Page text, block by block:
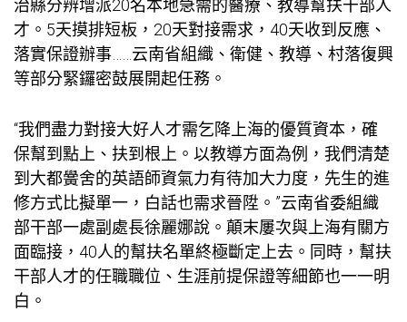
治縣分辨增派20名本地急需的醫療、教導幫扶干部人
才。5天摸排短板，20天對接需求，40天收到反應、
落實保證辦事……云南省組織、衛健、教導、村落復興
等部分緊鑼密鼓展開起任務。
“我們盡力對接大好人才需乞降上海的優質資本，確
保幫到點上、扶到根上。以教導方面為例，我們清楚
到大都黌舍的英語師資氣力有待加大力度，先生的進
修方式比擬單一，白話也需求晉陞。”云南省委組織
部干部一處副處長徐麗娜說。顛末屢次與上海有關方
面臨接，40人的幫扶名單終極斷定上去。同時，幫扶
干部人才的任職職位、生涯前提保證等細節也一一明
白。